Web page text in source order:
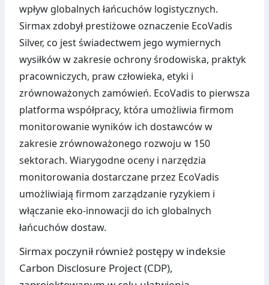
wpływ globalnych łańcuchów logistycznych.
Sirmax zdobył prestiżowe oznaczenie EcoVadis
Silver, co jest świadectwem jego wymiernych
wysiłków w zakresie ochrony środowiska, praktyk
pracowniczych, praw człowieka, etyki i
zrównoważonych zamówień. EcoVadis to pierwsza
platforma współpracy, która umożliwia firmom
monitorowanie wyników ich dostawców w
zakresie zrównoważonego rozwoju w 150
sektorach. Wiarygodne oceny i narzędzia
monitorowania dostarczane przez EcoVadis
umożliwiają firmom zarządzanie ryzykiem i
włączanie eko-innowacji do ich globalnych
łańcuchów dostaw.
Sirmax poczynił również postępy w indeksie
Carbon Disclosure Project (CDP),